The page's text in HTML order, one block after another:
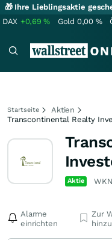
🎁 Ihre Lieblingsaktie
DAX +0,69% Gold 0,00 %
Startseite
Aktien
Transcontinental Realty
Aktie
Alarme
einrichten
Zur